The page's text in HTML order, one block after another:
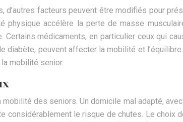
facteurs peuvent être modifiés pour
physique accélère la perte de masse
médicaments, en particulier ceux qui
diabète, peuvent affecter la mobilité et
mobilité senior.
mobilité des seniors. Un domicile mal adapté,
considérablement le risque de chutes. Le